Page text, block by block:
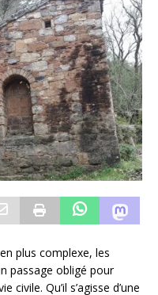
plus complexe, les
passage obligé pour
Qu’il s’agisse d’une